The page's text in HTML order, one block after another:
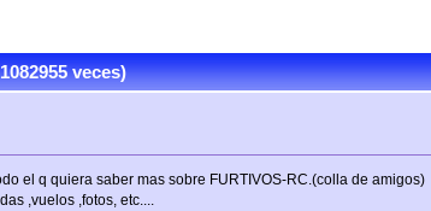
veces)
el q quiera saber mas sobre FURTIVOS-RC.(colla de amigos)
,vuelos ,fotos, etc....